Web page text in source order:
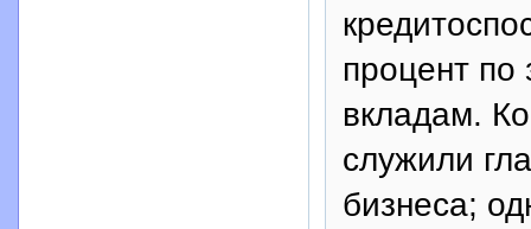
процент по
вкладам.
служили
бизнеса;